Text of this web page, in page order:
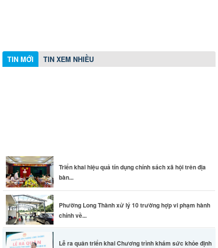
TIN MỚI TIN XEM NHIỀU
Triển khai hiệu quả tín dụng chính sách xã hội trên địa
bàn...
Phường Long Thành xử lý 10 trường hợp vi phạm hành
chính về...
Lễ ra quân triển khai Chương trình khám sức khỏe định